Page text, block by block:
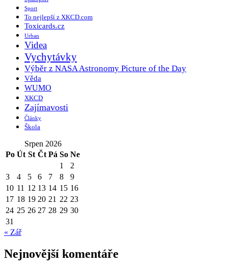
Sport
To nejlepší z XKCD.com
Toxicards.cz
Urban
Videa
Vychytávky
Výběr z NASA Astronomy Picture of the Day
Věda
WUMO
XKCD
Zajímavosti
Články
Škola
Srpen 2026
Po Út St Čt Pá So Ne
1
2
3
4 5 6 7 8
9
10 11 12 13 14 15 16
17 18 19 20 21 22 23
24 25 26 27 28 29 30
31
« Zář
Nejnovější komentáře